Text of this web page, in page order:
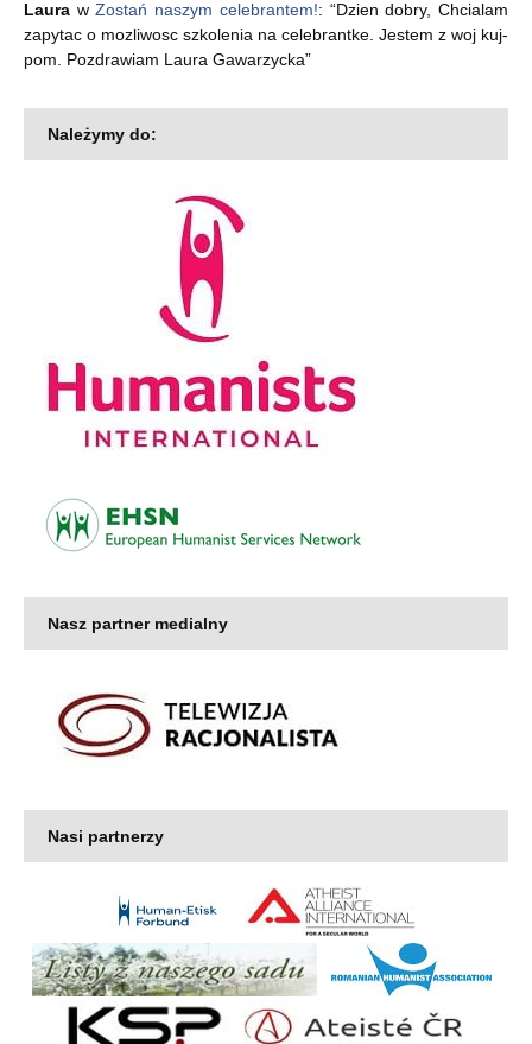
Laura wZostań naszym celebrantem!: “Dzien dobry, Chcialam
zapytac o mozliwosc szkolenia na celebrantke. Jestem z woj kuj-
pom. Pozdrawiam Laura Gawarzycka”
Należymy do:
Nasz partner medialny
Nasi partnerzy